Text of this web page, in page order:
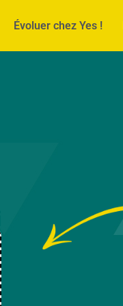
Évoluer chez Yes !